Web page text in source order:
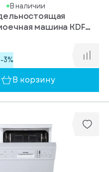
В наличии
машина KDF
-3%
В корзину